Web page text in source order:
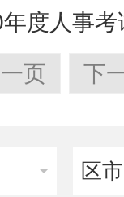
度人事
一页 下
区